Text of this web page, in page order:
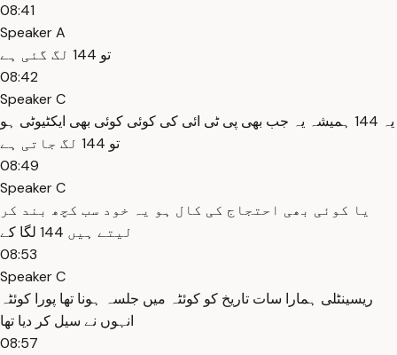
08:41
Speaker A
تو 144 لگ گئی ہے
08:42
Speaker C
یہ 144 ہمیشہ یہ جب بھی پی ٹی ائی کی کوئی کوئی بھی ایکٹیوٹی ہو
تو 144 لگ جاتی ہے
08:49
Speaker C
یا کوئی بھی احتجاج کی کال ہو یہ خود سب کچھ بند کر
لیتے ہیں 144 لگا کے
08:53
Speaker C
ریسینٹلی ہمارا سات تاریخ کو کوئٹہ میں جلسہ ہونا تھا پورا کوئٹہ
انہوں نے سیل کر دیا تھا
08:57